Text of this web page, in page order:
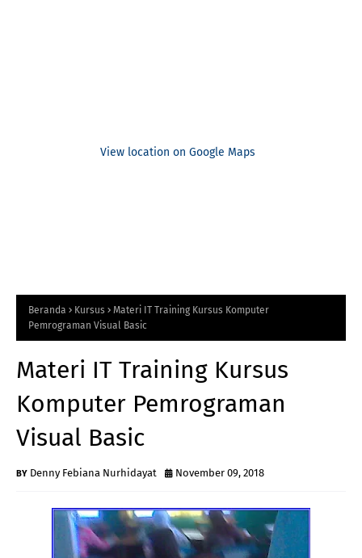
View location on Google Maps
Beranda Kursus
Materi IT Training Kursus Komputer
Pemrograman Visual Basic
Materi IT Training Kursus
Komputer Pemrograman
Visual Basic
Denny Febiana Nurhidayat November 09, 2018